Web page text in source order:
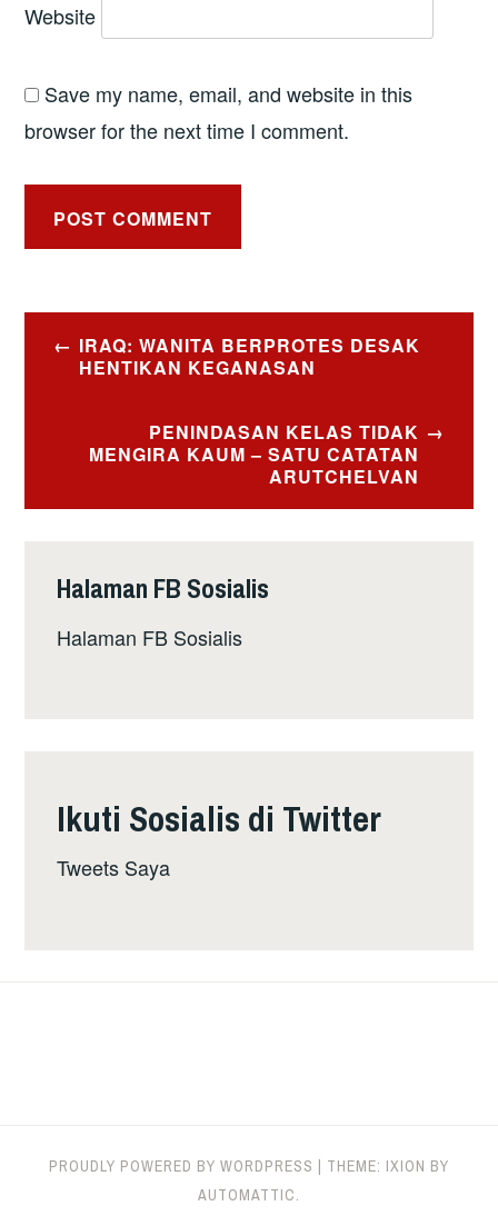
Website
Save my name, email, and website in this
browser for the next time I comment.
Post
navigation
IRAQ: WANITA BERPROTES DESAK
HENTIKAN KEGANASAN
PENINDASAN KELAS TIDAK
MENGIRA KAUM – SATU CATATAN
ARUTCHELVAN
Halaman FB Sosialis
Halaman FB Sosialis
Ikuti Sosialis di Twitter
Tweets Saya
PROUDLY POWERED BY WORDPRESS | THEME: IXION BY
AUTOMATTIC.